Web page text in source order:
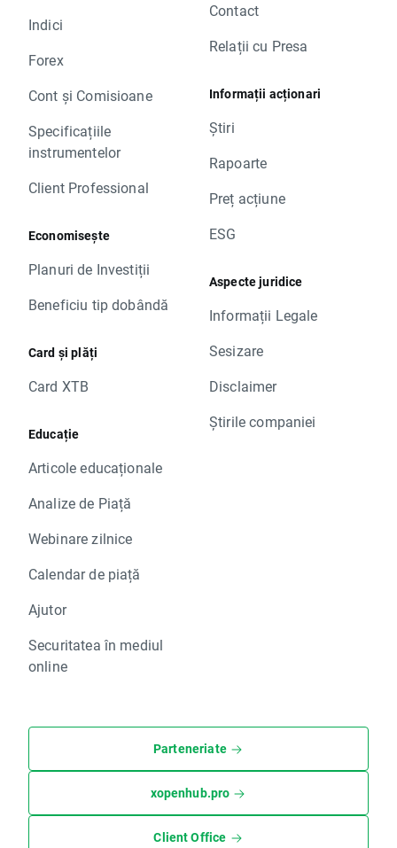
Indici
Forex
Cont și Comisioane
Specificațiile
instrumentelor
Client Professional
Economisește
Planuri de Investiții
Beneficiu tip dobândă
Card și plăți
Card XTB
Educație
Articole educaționale
Analize de Piață
Webinare zilnice
Calendar de piață
Ajutor
Securitatea în mediul
online
Contact
Relații cu Presa
Informații acționari
Știri
Rapoarte
Preț acțiune
ESG
Aspecte juridice
Informații Legale
Sesizare
Disclaimer
Știrile companiei
Parteneriate
xopenhub.pro
Client Office